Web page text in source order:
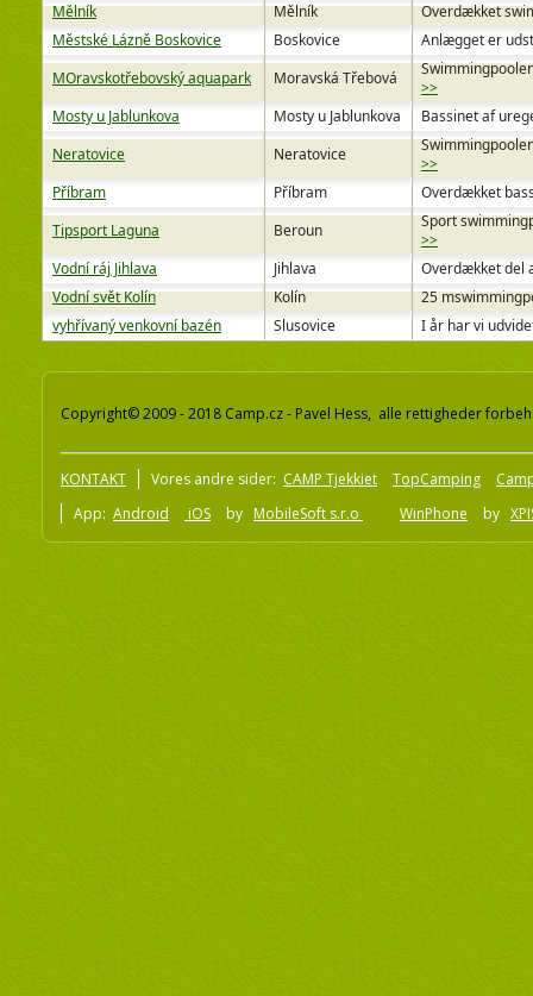
Mělník
Mělník
Overdækket
Městské Lázně Boskovice
Boskovice
Anlægget er
MOravskotřebovský aquapark
Moravská Třebová
>>
Mosty u Jablunkova
Mosty u Jablunkova
Bassinet af
Neratovice
Neratovice
>>
Příbram
Příbram
Overdækket
Tipsport Laguna
Beroun
Sport
>>
Vodní ráj Jihlava
Jihlava
Overdækket del
Vodní svět Kolín
Kolín
25
vyhřívaný venkovní bazén
Slusovice I år har vi
Copyright© 2009 - 2018 Camp.cz - Pavel Hess, alle rettigheder
KONTAKT Vores andre sider: CAMP Tjekkiet TopCamping
App: Android iOS by MobileSoft s.r.o WinPhone by